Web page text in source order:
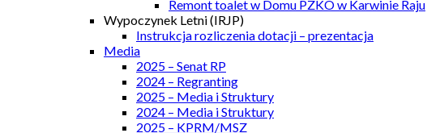
Remont toalet w Domu PZKO w Karwinie Raju
Wypoczynek Letni (IRJP)
Instrukcja rozliczenia dotacji – prezentacja
Media
2025 – Senat RP
2024 – Regranting
2025 – Media i Struktury
2024 – Media i Struktury
2025 – KPRM/MSZ